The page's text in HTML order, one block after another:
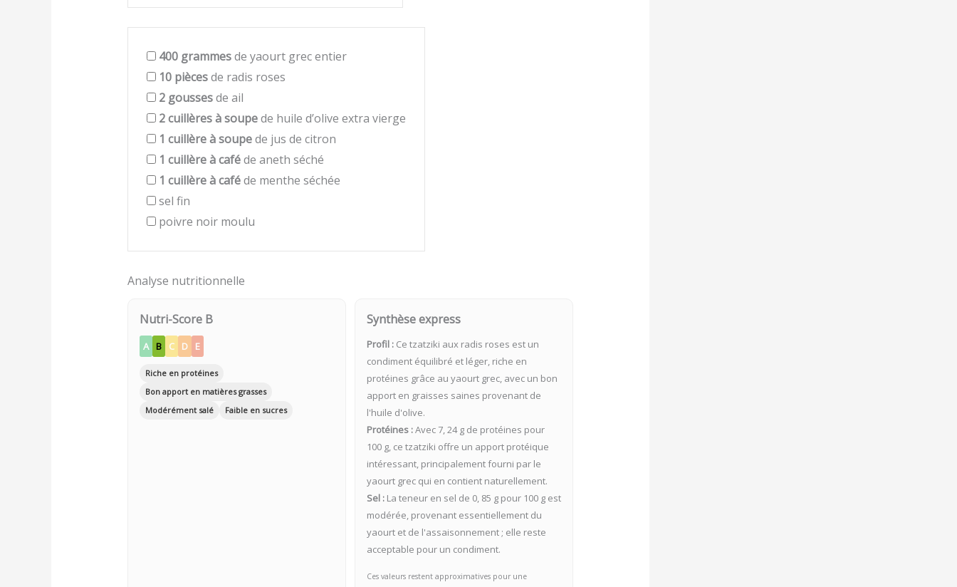
400 grammesde yaourt grec entier
10 piècesde radis roses
2 goussesde ail
2cuillères à soupede huile d’olive extra vierge
1 cuillère à soupede jus de citron
1 cuillère à caféde aneth séché
1 cuillère à caféde menthe séchée
sel fin
poivre noir moulu
Analyse nutritionnelle
Nutri-Score B
A B C D E
Riche en protéines
Bon apport en matières grasses
Modérément salé
Faible en sucres
Synthèse express
Profil : Ce tzatziki aux radis roses est un
condiment équilibré et léger, riche en
protéines grâce au yaourt grec, avec un bon
apport en graisses saines provenant de
l'huile d'olive.
Protéines :Avec 7, 24 g de protéines pour
100 g, ce tzatziki offre un apport protéique
intéressant, principalement fourni par le
yaourt grec qui en contient naturellement.
Sel : La teneur en sel de 0, 85 g pour 100 g est
modérée, provenant essentiellement du
yaourt et de l'assaisonnement ; elle reste
acceptable pour un condiment.
Ces valeurs restent approximatives pour une